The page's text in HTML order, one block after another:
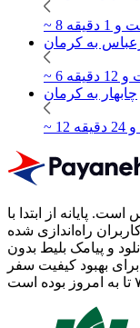
1 دقیقه
به کرمان
چابهار به کرمان
است. پایانه از ابتدا با
راه‌اندازی شده
و پیامک بلیط بدون
بهبود کیفیت سفر